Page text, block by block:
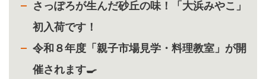
さっぽろが生んだ砂丘の味！「大浜みやこ」
初入荷です！
令和８年度「親子市場見学・料理教室」が開
催されます🍳